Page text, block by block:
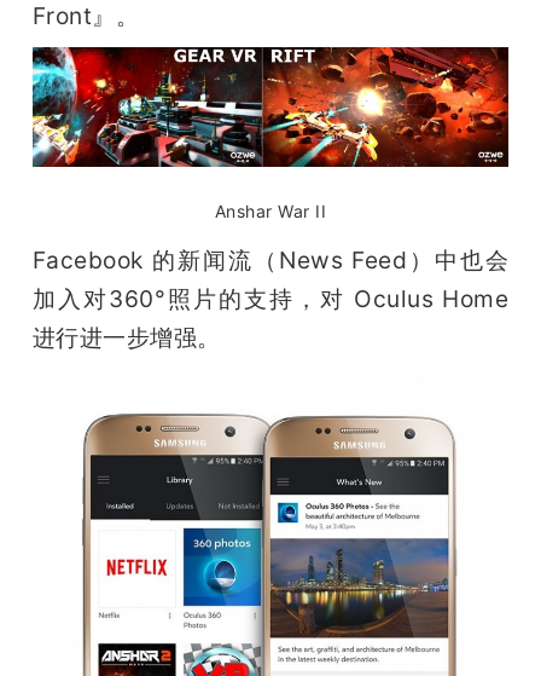
Front』。
Anshar War II
Facebook 的新闻流（News Feed）中也会
加入对360°照片的支持，对 Oculus Home
进行进一步增强。